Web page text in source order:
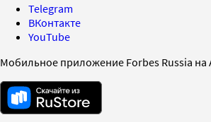
Telegram
ВКонтакте
YouTube
Мобильное приложение Forbes Russia на